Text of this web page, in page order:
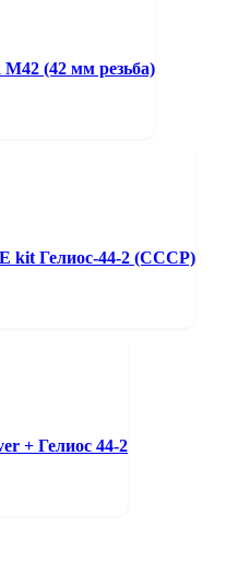
(42 мм резьба)
kit Гелиос-44-2 (СССР)
+ Гелиос 44-2